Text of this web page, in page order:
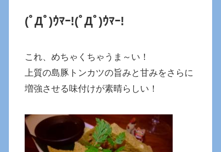
(ﾟДﾟ)ｳﾏｰ!(ﾟДﾟ)ｳﾏｰ!
これ、めちゃくちゃうま～い！
上質の島豚トンカツの旨みと甘みをさらに
増強させる味付けが素晴らしい！